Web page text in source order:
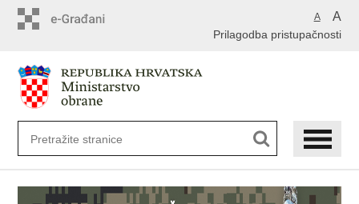
A A
Prilagodba pristupačnosti